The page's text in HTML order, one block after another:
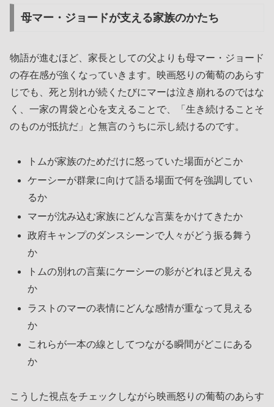
母マー・ジョードが支える家族のかたち
物語が進むほど、家長としての父よりも母マー・ジョード
の存在感が強くなっていきます。映画怒りの葡萄のあらす
じでも、死と別れが続くたびにマーは泣き崩れるのではな
く、一家の胃袋と心を支えることで、「生き続けることそ
のものが抵抗だ」と無言のうちに示し続けるのです。
トムが家族のためだけに怒っていた場面がどこか
ケーシーが群衆に向けて語る場面で何を強調してい
るか
マーが沈み込む家族にどんな言葉をかけてきたか
政府キャンプのダンスシーンで人々がどう振る舞う
か
トムの別れの言葉にケーシーの影がどれほど見える
か
ラストのマーの表情にどんな感情が重なって見える
か
これらが一本の線としてつながる瞬間がどこにある
か
こうした視点をチェックしながら映画怒りの葡萄のあらす